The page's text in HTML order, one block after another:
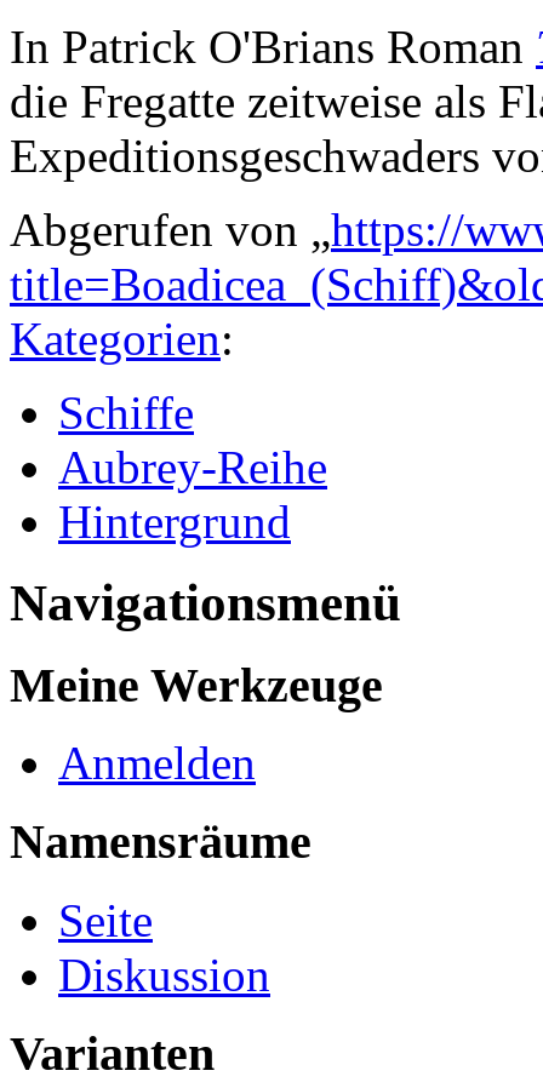
In Patrick O'Brians Roman
die Fregatte zeitweise als
Expeditionsgeschwaders
Abgerufen von „https://
Kategorien:
Schiffe
Aubrey-Reihe
Hintergrund
Navigationsmenü
Meine Werkzeuge
Anmelden
Namensräume
Seite
Diskussion
Varianten